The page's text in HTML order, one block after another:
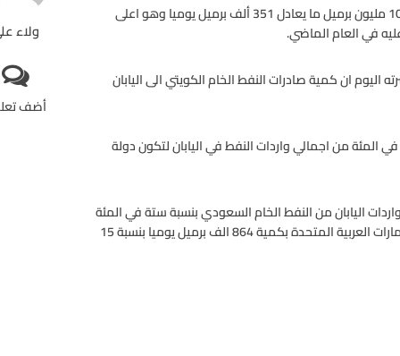
ولاء
أضف
بلغت صادرات النفط الخام الكويتي الى اليابان في مايو الماضي 10.89 مليون برميل ما يعادل 351 ألف برميل يوميا وهو اعلى
اليوم ان كمية صادرات النفط الخام الكويتي الى اليابان
وتشكل صادرات النفط الخام الكويتي خلال مايو الماضي نسبة 10.6 في المئة من اجمالي واردات النفط في اليابان لتكون دولة
اليابان من النفط الخام السعودي بنسبة ستة في المئة
على اساس سنوي لتصل الى 1.16 مليون برميل يوميا تليها دولة الامارات العربية المتحدة بكمية 864 الف برميل يوميا بنسبة 15